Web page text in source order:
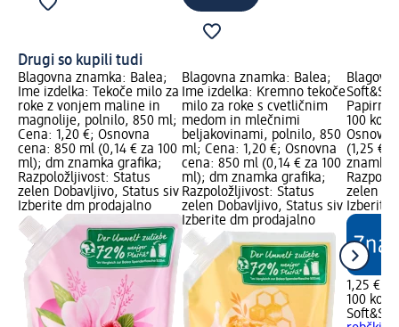
Drugi so kupili tudi
Blagovna znamka: Balea;
Ime izdelka: Tekoče milo za
roke z vonjem maline in
magnolije, polnilo, 850 ml;
Cena: 1,20 €; Osnovna
cena: 850 ml (0,14 € za 100
ml); dm znamka grafika;
Razpoložljivost: Status
zelen Dobavljivo, Status siv
Izberite dm prodajalno
Blagovna znamka: Balea;
Ime izdelka: Kremno tekoče
milo za roke s cvetličnim
medom in mlečnimi
beljakovinami, polnilo, 850
ml; Cena: 1,20 €; Osnovna
cena: 850 ml (0,14 € za 100
ml); dm znamka grafika;
Razpoložljivost: Status
zelen Dobavljivo, Status siv
Izberite dm prodajalno
100 kos;
(1,25 €
znamka
zelen
Izberite
1,25 €
100 kos